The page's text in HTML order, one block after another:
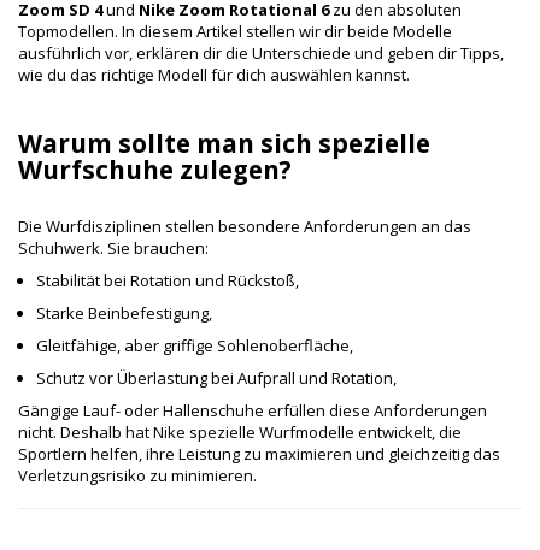
Zoom SD 4und Nike Zoom Rotational 6zu den absoluten
Topmodellen. In diesem Artikel stellen wir dir beide Modelle
ausführlich vor, erklären dir die Unterschiede und geben dir Tipps,
wie du das richtige Modell für dich auswählen kannst.
Warum sollte man sich spezielle
Wurfschuhe zulegen?
Die Wurfdisziplinen stellen besondere Anforderungen an das
Schuhwerk. Sie brauchen:
Stabilität bei Rotation und Rückstoß,
Starke Beinbefestigung,
Gleitfähige, aber griffige Sohlenoberfläche,
Schutz vor Überlastung bei Aufprall und Rotation,
Gängige Lauf- oder Hallenschuhe erfüllen diese Anforderungen
nicht. Deshalb hat Nike spezielle Wurfmodelle entwickelt, die
Sportlern helfen, ihre Leistung zu maximieren und gleichzeitig das
Verletzungsrisiko zu minimieren.